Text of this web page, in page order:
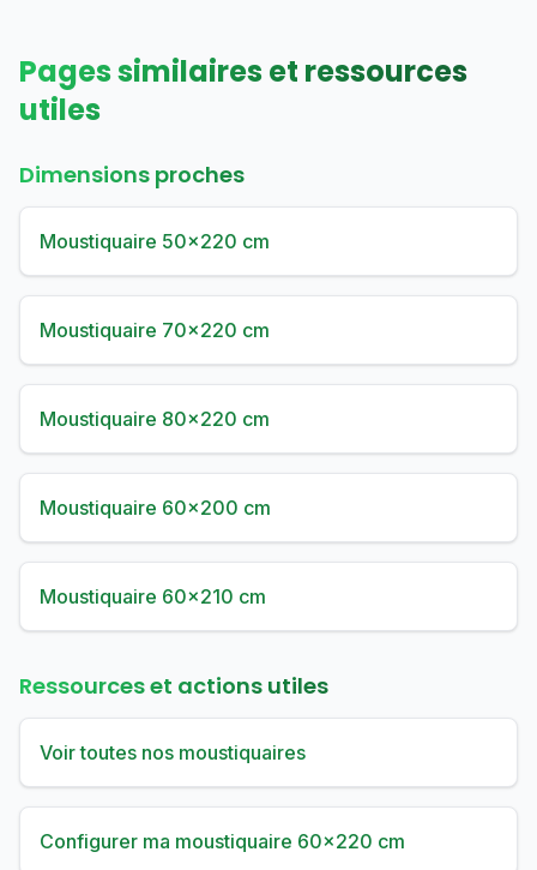
Pages similaires et ressources
utiles
Dimensions proches
Moustiquaire 50×220 cm
Moustiquaire 70×220 cm
Moustiquaire 80×220 cm
Moustiquaire 60×200 cm
Moustiquaire 60×210 cm
Ressources et actions utiles
Voir toutes nos moustiquaires
Configurer ma moustiquaire 60×220 cm